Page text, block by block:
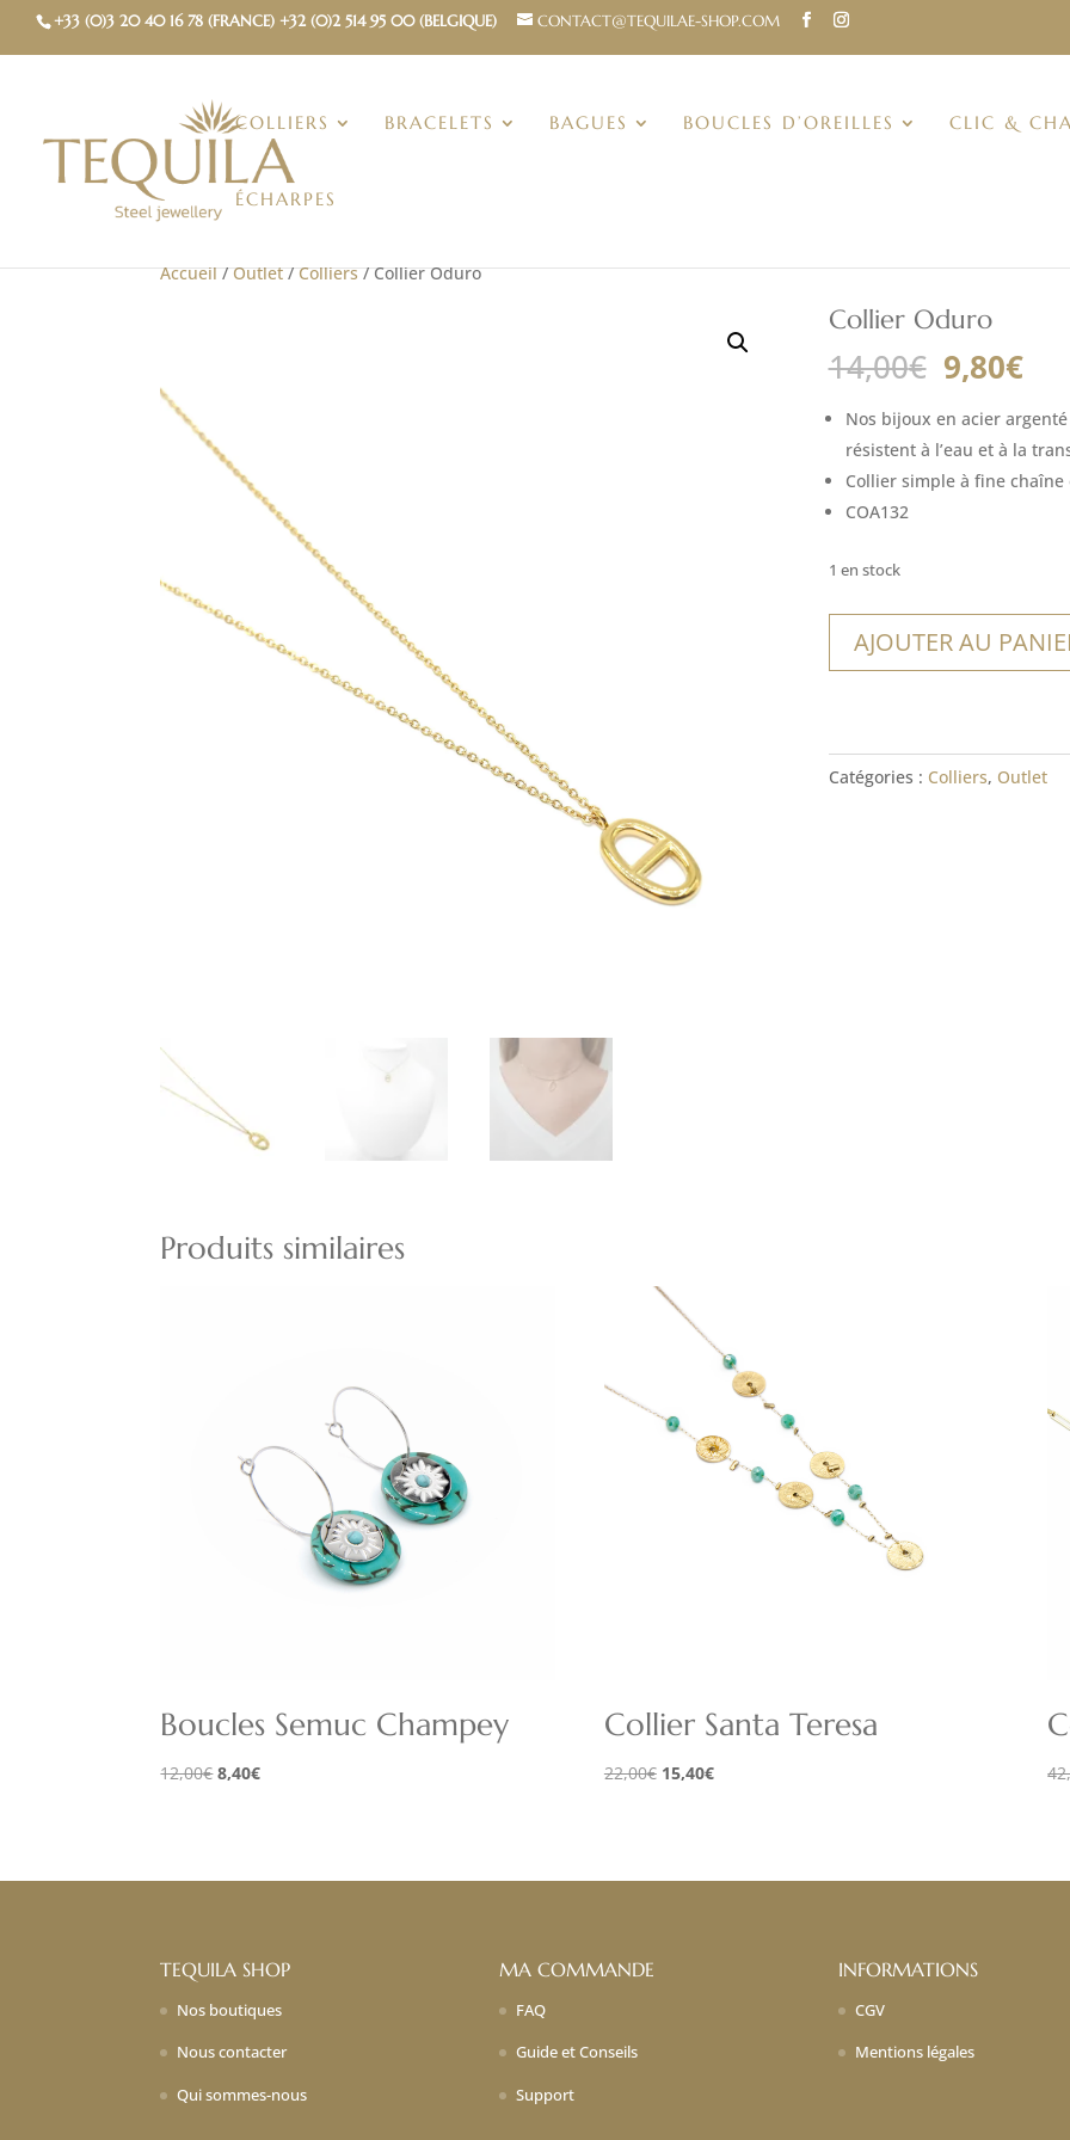
+33 (0)3 20 40 16 78 (FRANCE) +32 (0)2 514 95 00 (BELGIQUE) CONTACT@TEQUILAE-SHOP.COM
COLLIERS BRACELETS BAGUES BOUCLES D’OREILLES CLIC &
ÉCHARPES
Accueil/Outlet/Colliers/ Collier Oduro
Collier Oduro
14,00€ Le
prix
initial
était :
14,00€.
9,80€Le
Nos bijoux en acier
résistent à l’eau et à la
Collier simple à fine
COA132
1 en stock
AJOUTER AU
Catégories : Colliers, Outlet
Produits similaires
Boucles Semuc Champey
12,00€Le
12,00€.
8,40€Le
8,40€.
Collier Santa Teresa
22,00€ Le
22,00€.
15,40€Le
15,40€.
TEQUILA SHOP
Nos boutiques
Nous contacter
Qui sommes-nous
MA COMMANDE
FAQ
Guide et Conseils
Support
INFORMATIONS
CGV
Mentions légales